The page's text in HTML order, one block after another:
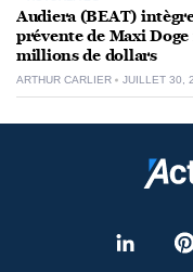
Audiera (BEAT)
prévente de Maxi
millions de dollars
ARTHUR CARLIER JUILLET 30,